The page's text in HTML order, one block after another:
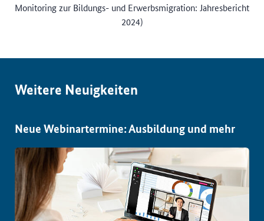
Monitoring zur Bildungs- und Erwerbsmigration: Jahresbericht
2024)
Weitere Neuigkeiten
Neue Webinartermine: Ausbildung und mehr